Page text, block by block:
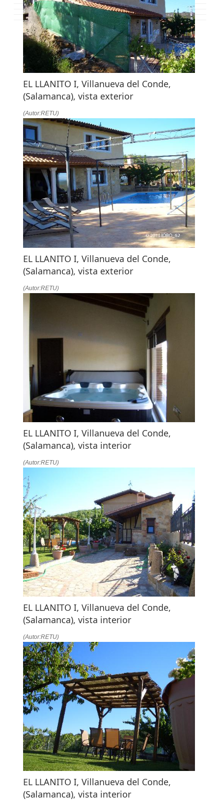
NAVEGACIÓN
EL LLANITO I, Villanueva del Conde,
(Salamanca), vista exterior
(Autor:RETU)
EL LLANITO I, Villanueva del Conde,
(Salamanca), vista exterior
(Autor:RETU)
EL LLANITO I, Villanueva del Conde,
(Salamanca), vista interior
(Autor:RETU)
EL LLANITO I, Villanueva del Conde,
(Salamanca), vista interior
(Autor:RETU)
EL LLANITO I, Villanueva del Conde,
(Salamanca), vista interior